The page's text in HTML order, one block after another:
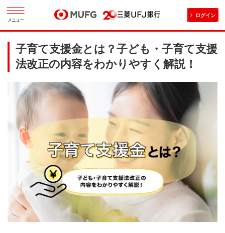
メニュー
ログイン
子育て支援金とは？子ども・子育て支援
法改正の内容をわかりやすく解説！